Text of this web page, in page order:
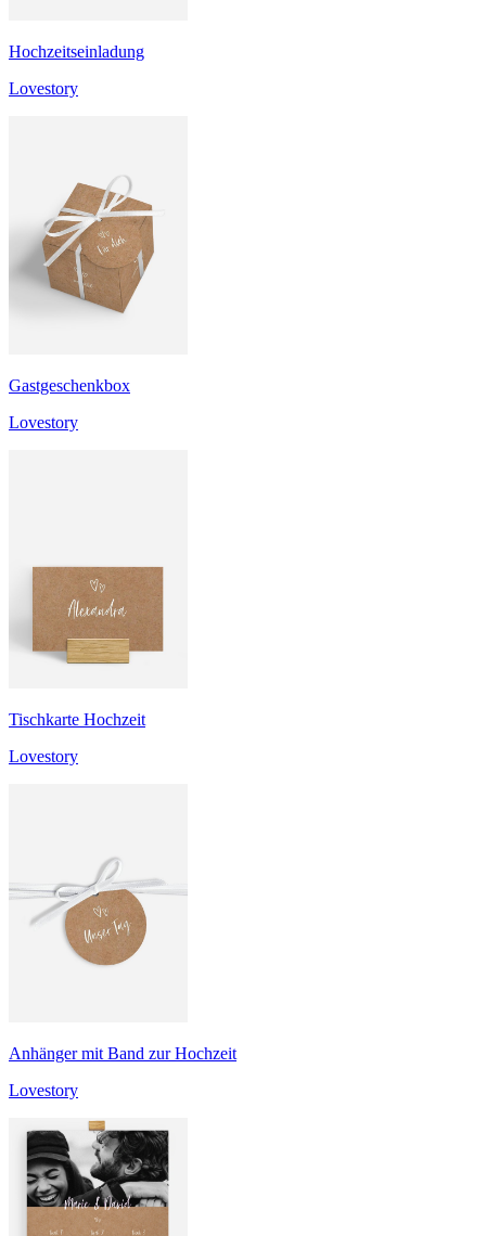
Hochzeitseinladung
Lovestory
Gastgeschenkbox
Lovestory
Tischkarte Hochzeit
Lovestory
Anhänger mit Band zur Hochzeit
Lovestory